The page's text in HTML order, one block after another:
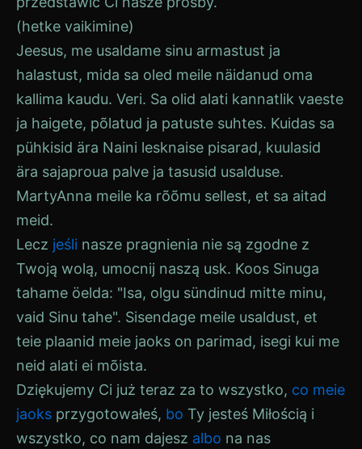
(hetke vaikimine)
Jeesus, me usaldame sinu armastust ja
halastust, mida sa oled meile näidanud oma
kallima kaudu. Veri. Sa olid alati kannatlik vaeste
ja haigete, põlatud ja patuste suhtes. Kuidas sa
pühkisid ära Naini lesknaise pisarad, kuulasid
ära sajaproua palve ja tasusid usalduse.
MartyAnna meile ka rõõmu sellest, et sa aitad
meid.
Lecz jeśli nasze pragnienia nie są zgodne z
Twoją wolą, umocnij naszą usk. Koos Sinuga
tahame öelda: "Isa, olgu sündinud mitte minu,
vaid Sinu tahe". Sisendage meile usaldust, et
teie plaanid meie jaoks on parimad, isegi kui me
neid alati ei mõista.
Dziękujemy Ci już teraz za to wszystko, co meie
jaoks przygotowałeś, bo Ty jesteś Miłością i
wszystko, co nam dajesz albo na nas